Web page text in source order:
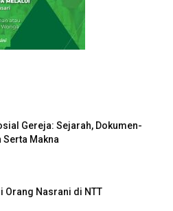
Gereja: Sejarah, Dokumen-
Serta Makna
Orang Nasrani di NTT